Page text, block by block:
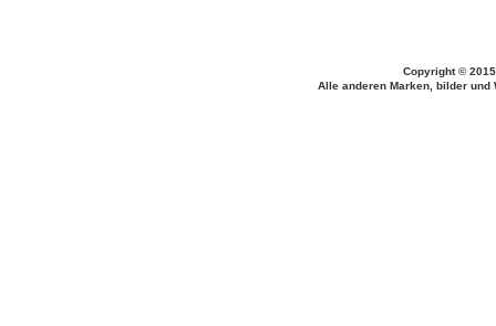
Copyright ©
Alle anderen Marken, bilder und